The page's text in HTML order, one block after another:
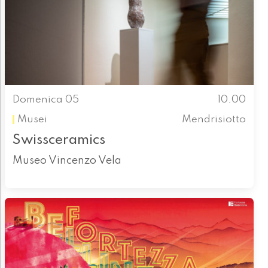
Domenica 05
10.00
Musei
Mendrisiotto
Swissceramics
Museo Vincenzo Vela